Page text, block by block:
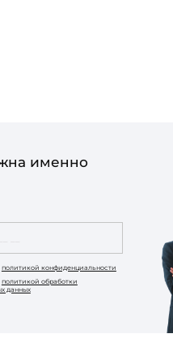
именно
политикой конфиденциальности
политикой обработки
данных